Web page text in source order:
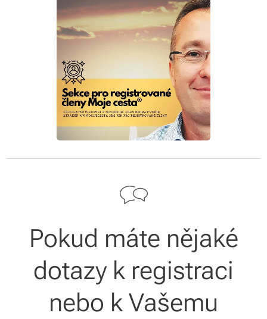
Pokud máte nějaké
dotazy k registraci
nebo k Vašemu